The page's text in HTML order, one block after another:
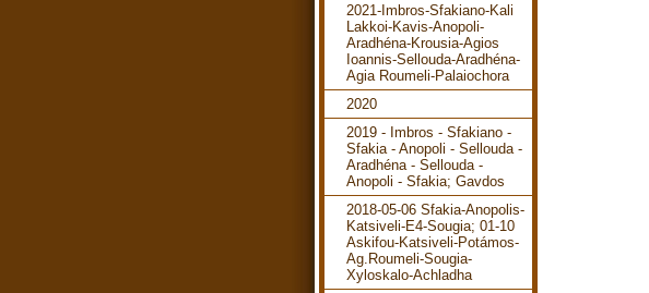
2021-Imbros-Sfakiano-Kali
Lakkoi-Kavis-Anopoli-
Aradhéna-Krousia-Agios
Ioannis-Sellouda-Aradhéna-
Agia Roumeli-Palaiochora
2020
2019 - Imbros - Sfakiano -
Sfakia - Anopoli - Sellouda -
Aradhéna - Sellouda -
Anopoli - Sfakia; Gavdos
2018-05-06 Sfakia-Anopolis-
Katsiveli-E4-Sougia; 01-10
Askifou-Katsiveli-Potámos-
Ag.Roumeli-Sougia-
Xyloskalo-Achladha